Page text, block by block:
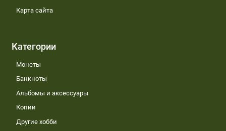
Карта сайта
Категории
Монеты
Банкноты
Альбомы и аксессуары
Копии
Другие хобби